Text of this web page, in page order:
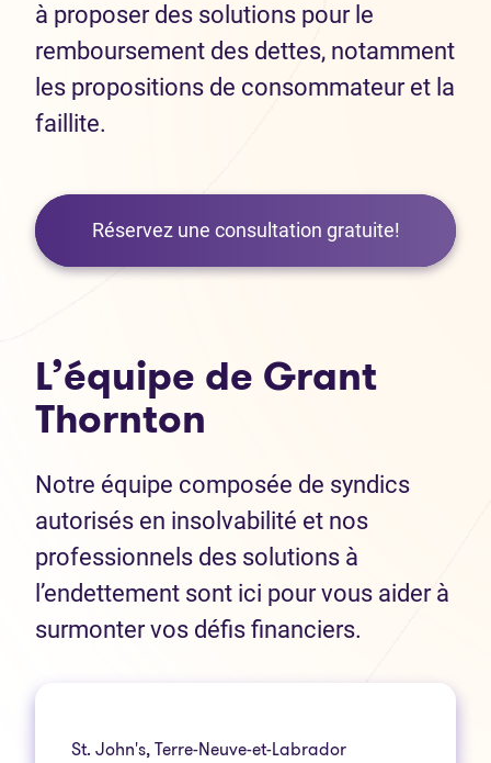
à proposer des solutions pour le
remboursement des dettes, notamment
les propositions de consommateur et la
faillite.
Réservez une consultation gratuite!
L’équipe de Grant
Thornton
Notre équipe composée de syndics
autorisés en insolvabilité et nos
professionnels des solutions à
l’endettement sont ici pour vous aider à
surmonter vos défis financiers.
St. John's, Terre-Neuve-et-Labrador